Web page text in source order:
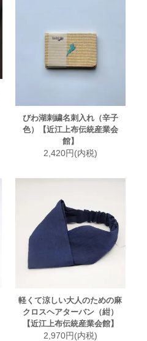
びわ湖刺繍名刺入れ（辛子
色）【近江上布伝統産業会
館】
2,420円(内税)
軽くて涼しい大人のための麻
クロスヘアターバン（紺）
【近江上布伝統産業会館】
2,970円(内税)